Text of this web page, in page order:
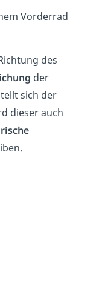
Vorderrad
des
der
sich der
dieser auch